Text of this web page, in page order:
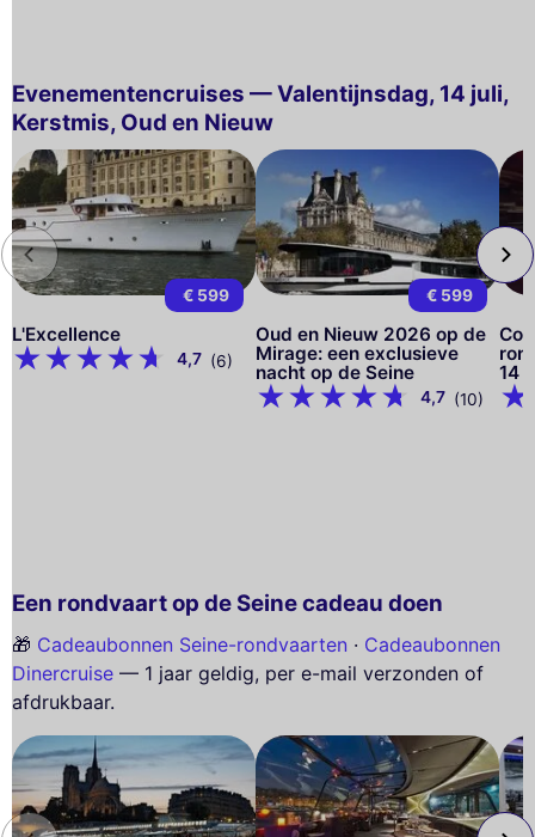
Evenementencruises — Valentijnsdag, 14 juli,
Kerstmis, Oud en Nieuw
€ 599
L'Excellence
4,7 (6)
€ 599
Oud en Nieuw 2026 op de
Mirage: een exclusieve
nacht op de Seine
4,7 (10)
14
Een rondvaart op de Seine cadeau doen
🎁 Cadeaubonnen Seine-rondvaarten · Cadeaubonnen
Dinercruise — 1 jaar geldig, per e-mail verzonden of
afdrukbaar.